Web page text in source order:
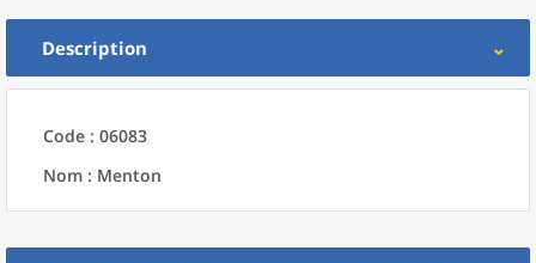
Description
Code : 06083
Nom : Menton